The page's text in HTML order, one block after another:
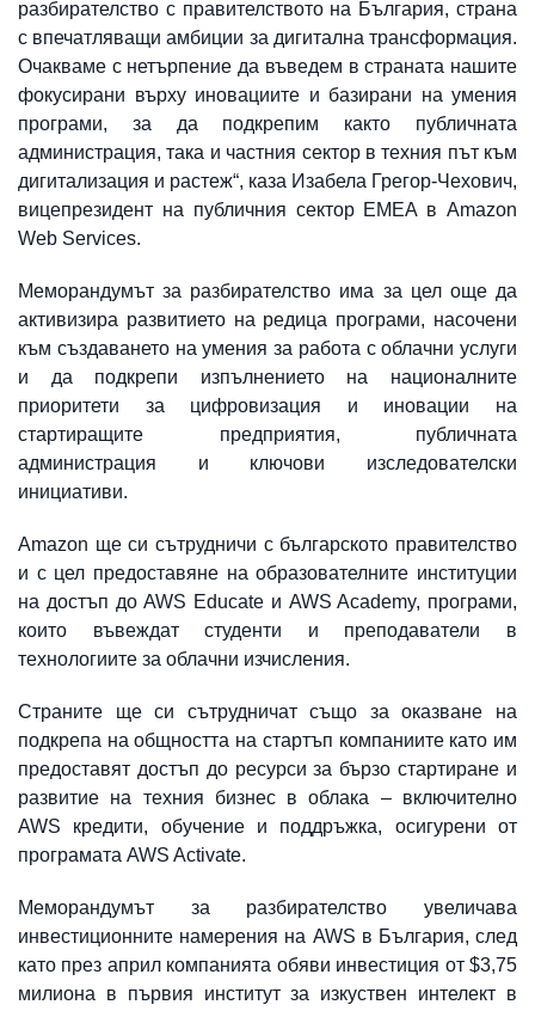
разбирателство с правителството на България, страна
с впечатляващи амбиции за дигитална трансформация.
Очакваме с нетърпение да въведем в страната нашите
фокусирани върху иновациите и базирани на умения
програми, за да подкрепим както публичната
администрация, така и частния сектор в техния път към
дигитализация и растеж“, каза Изабела Грегор-Чехович,
вицепрезидент на публичния сектор EMEA в Amazon
Web Services.
Меморандумът за разбирателство има за цел още да
активизира развитието на редица програми, насочени
към създаването на умения за работа с облачни услуги
и да подкрепи изпълнението на националните
приоритети за цифровизация и иновации на
стартиращите предприятия, публичната
администрация и ключови изследователски
инициативи.
Amazon ще си сътрудничи с българското правителство
и с цел предоставяне на образователните институции
на достъп до AWS Educate и AWS Academy, програми,
които въвеждат студенти и преподаватели в
технологиите за облачни изчисления.
Страните ще си сътрудничат също за оказване на
подкрепа на общността на стартъп компаниите като им
предоставят достъп до ресурси за бързо стартиране и
развитие на техния бизнес в облака – включително
AWS кредити, обучение и поддръжка, осигурени от
програмата AWS Activate.
Меморандумът за разбирателство увеличава
инвестиционните намерения на AWS в България, след
като през април компанията обяви инвестиция от $3,75
милиона в първия институт за изкуствен интелект в